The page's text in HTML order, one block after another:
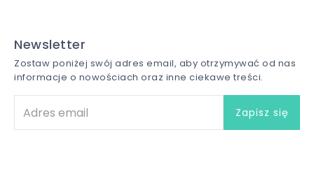
Newsletter
Zostaw poniżej swój adres email, aby otrzymywać od nas
informacje o nowościach oraz inne ciekawe treści.